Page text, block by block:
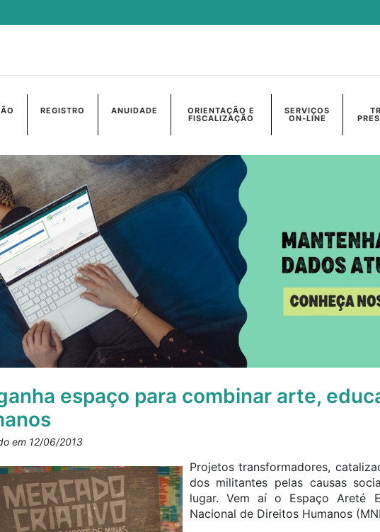
REGISTRO ANUIDADE ORIENTAÇÃO E
FISCALIZAÇÃO
SERVIÇOS
ON-LINE
espaço para combinar arte,
em 12/06/2013
Projetos transformadores,
dos militantes pelas causas
lugar. Vem aí o Espaço Areté
Nacional de Direitos Humanos